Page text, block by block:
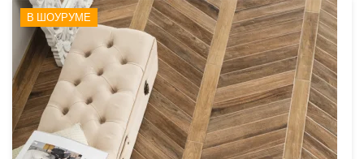
В ШОУРУМЕ